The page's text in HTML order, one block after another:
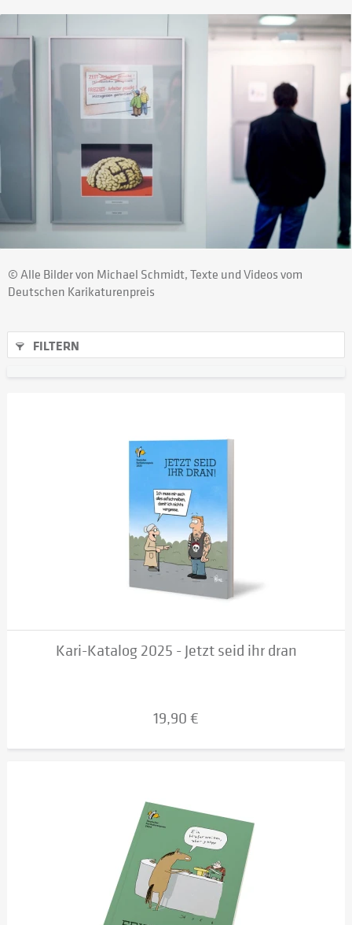
© Alle Bilder von Michael Schmidt, Texte und Videos vom
Deutschen Karikaturenpreis
FILTERN
Kari-Katalog 2025 - Jetzt seid ihr dran
19,90 €